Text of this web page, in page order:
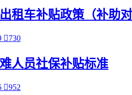
租车补贴政策（补助
730
人员社保补贴标准
952